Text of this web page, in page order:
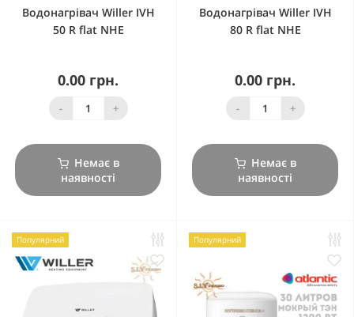
Водонагрівач Willer IVH
50 R flat NHE
0.00 грн.
- +
Немає в
наявності
Водонагрівач Willer IVH
80 R flat NHE
0.00 грн.
- +
Немає в
наявності
Популярний Популярний